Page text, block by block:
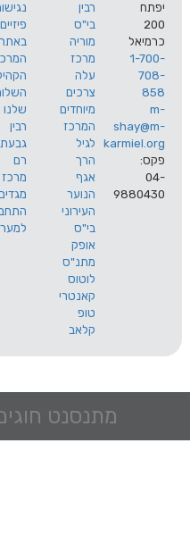
רבין
בי"ס
מוריה
מרכז
עלה
צרכים
מיוחדים
המרכז
לגיל
הרך
אגף
הנוער
נגישות
פיזיים
באתר
המרכז
הקהילתי
השלוחות
שלנו
רבין
גבעת
רם
מרכז
מגדים
התחברות
למערכת
מתנסנט חוגים